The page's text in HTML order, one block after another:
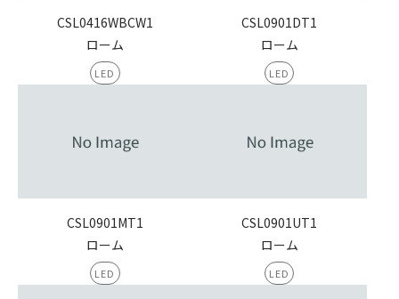
CSL0416WBCW1
ローム
LED
CSL0901DT1
ローム
LED
CSL0901MT1
ローム
LED
CSL0901UT1
ローム
LED